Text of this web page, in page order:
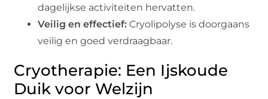
dagelijkse activiteiten hervatten.
Veilig en effectief: Cryolipolyse is doorgaans
veilig en goed verdraagbaar.
Cryotherapie: Een Ijskoude
Duik voor Welzijn